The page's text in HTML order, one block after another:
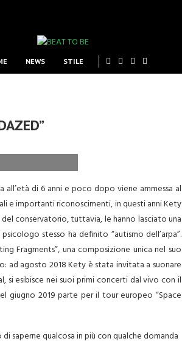
NEWS STILE
all’età di 6 anni e poco dopo viene ammessa al
e importanti riconoscimenti, in questi anni Kety
conservatorio, tuttavia, le hanno lasciato una
stesso ha definito “autismo dell’arpa”.
Fragments”, una composizione unica nel suo
ad agosto 2018 Kety è stata invitata a suonare
si esibisce nei suoi primi concerti dal vivo con il
giugno 2019 parte per il tour europeo “Space
saperne qualcosa in più con qualche domanda